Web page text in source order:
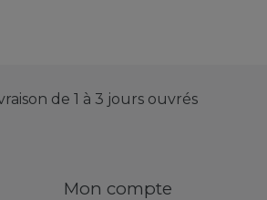
de 1 à 3 jours ouvrés
Mon compte